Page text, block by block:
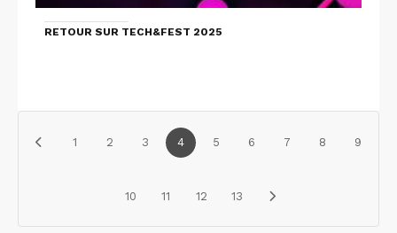
RETOUR SUR TECH&FEST 2025
1 2 3 4 5 6 7 8 9
10 11 12 13